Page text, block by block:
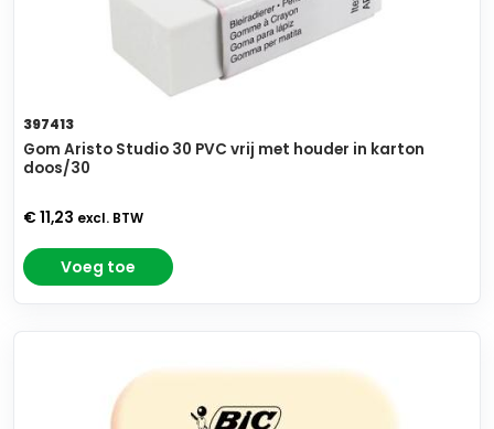
397413
Gom Aristo Studio 30 PVC vrij met houder in karton
doos/30
€ 11,23 excl. BTW
Voeg toe